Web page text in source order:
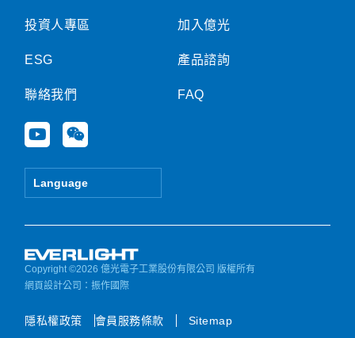
投資人專區
ESG
聯絡我們
Y
o
u
e
W
e
i
Language
加入億光
產品諮詢
FAQ
Copyright ©2026 億光電子工業股份有限公司 版權所有
網頁設計公司 ：振作國際
隱私權政策 會員服務條款 Sitemap